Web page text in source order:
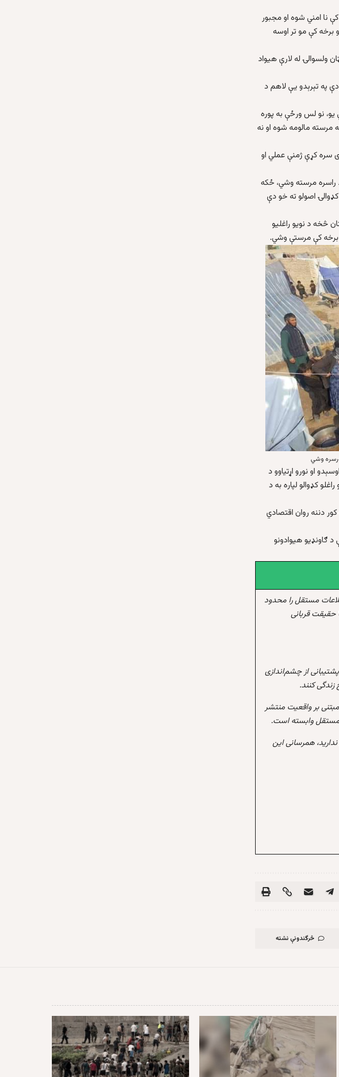
کې نا امني شوه او مجبور
برخه کې مو تر اوسه
ولسوالۍ له لارې هیواد
په تېرېدو یې لاهم د
یو، نو لس ورځې به پوره
مرسته مالومه شوه او نه
سره کړې ژمنې عملي او
راسره مرسته وشي، ځکه
اصولو ته خو دې
څخه د نویو راغلیو
برخه کې مرستې وشي.
وشي
او نورو اړتیاوو د
کډوالو لپاره به د
دننه روان اقتصادي
چې د ګاونډیو هیوادونو
مستقل را محدود
حقیقت قربانی
از چشم‌اندازی
کنند.
بر واقعیت منتشر
مستقل وابسته است.
همرسانی این
څرگندونې نشته